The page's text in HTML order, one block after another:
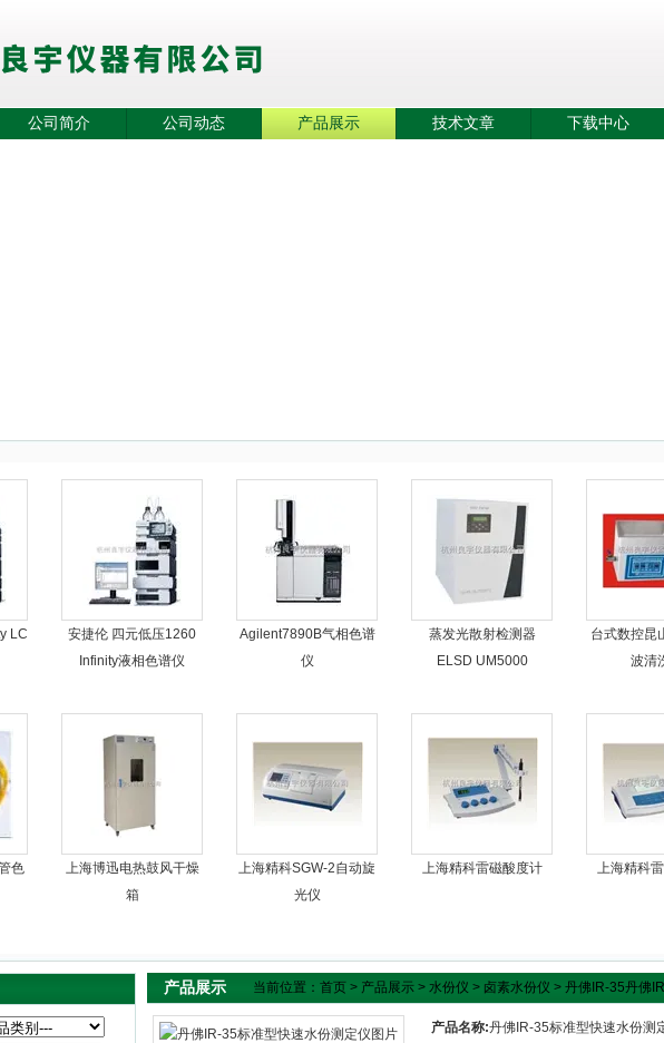
公司简介 公司动态 产品展示 技术文章 下载中心
LC
安捷伦 四元低压1260
Infinity液相色谱仪
Agilent7890B气相色谱
仪
蒸发光散射检测器
ELSD UM5000
台式数控昆
波清
色
上海博迅电热鼓风干燥
箱
上海精科SGW-2自动旋
光仪
上海精科雷磁酸度计 上海精科
产品展示 当前位置： 首页 > 产品展示 > 水份仪 > 卤素水份仪 > 丹佛IR-35丹佛
产品名称:丹佛IR-35标准型快速水份测